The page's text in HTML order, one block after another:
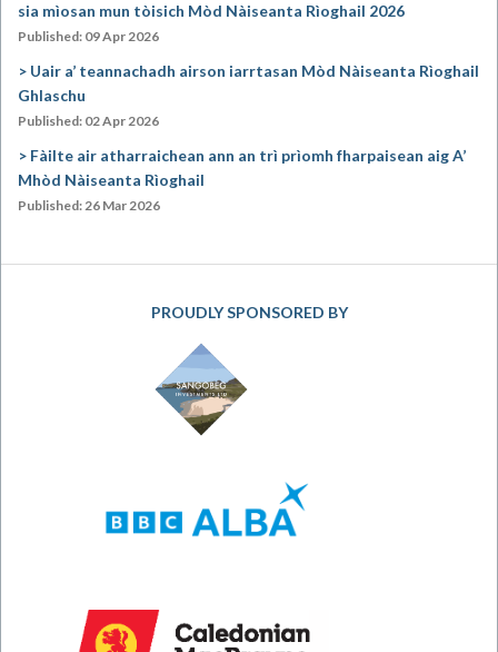
sia mìosan mun tòisich Mòd Nàiseanta Rìoghail 2026
Published: 09 Apr 2026
Uair a’ teannachadh airson iarrtasan Mòd Nàiseanta Rìoghail
Ghlaschu
Published: 02 Apr 2026
Fàilte air atharraichean ann an trì prìomh fharpaisean aig A’
Mhòd Nàiseanta Rìoghail
Published: 26 Mar 2026
PROUDLY SPONSORED BY